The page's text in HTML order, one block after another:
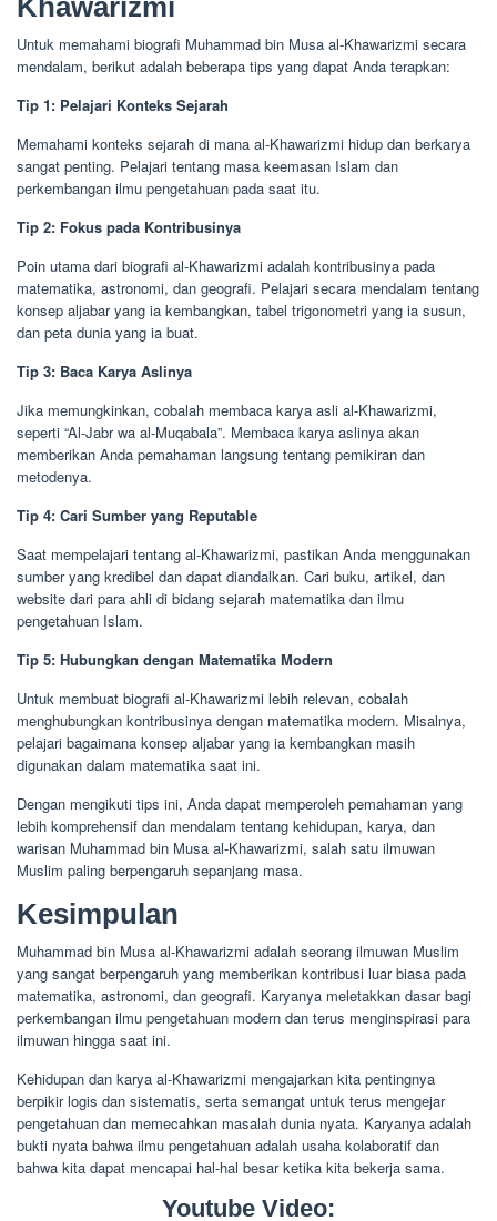
Untuk memahami biografi Muhammad bin Musa al-Khawarizmi secara
mendalam, berikut adalah beberapa tips yang dapat Anda terapkan:
Tip 1: Pelajari Konteks Sejarah
Memahami konteks sejarah di mana al-Khawarizmi hidup dan berkarya
sangat penting. Pelajari tentang masa keemasan Islam dan
perkembangan ilmu pengetahuan pada saat itu.
Tip 2: Fokus pada Kontribusinya
Poin utama dari biografi al-Khawarizmi adalah kontribusinya pada
matematika, astronomi, dan geografi. Pelajari secara mendalam tentang
konsep aljabar yang ia kembangkan, tabel trigonometri yang ia susun,
dan peta dunia yang ia buat.
Tip 3: Baca Karya Aslinya
Jika memungkinkan, cobalah membaca karya asli al-Khawarizmi,
seperti “Al-Jabr wa al-Muqabala”. Membaca karya aslinya akan
memberikan Anda pemahaman langsung tentang pemikiran dan
metodenya.
Tip 4: Cari Sumber yang Reputable
Saat mempelajari tentang al-Khawarizmi, pastikan Anda menggunakan
sumber yang kredibel dan dapat diandalkan. Cari buku, artikel, dan
website dari para ahli di bidang sejarah matematika dan ilmu
pengetahuan Islam.
Tip 5: Hubungkan dengan Matematika Modern
Untuk membuat biografi al-Khawarizmi lebih relevan, cobalah
menghubungkan kontribusinya dengan matematika modern. Misalnya,
pelajari bagaimana konsep aljabar yang ia kembangkan masih
digunakan dalam matematika saat ini.
Dengan mengikuti tips ini, Anda dapat memperoleh pemahaman yang
lebih komprehensif dan mendalam tentang kehidupan, karya, dan
warisan Muhammad bin Musa al-Khawarizmi, salah satu ilmuwan
Muslim paling berpengaruh sepanjang masa.
Kesimpulan
Muhammad bin Musa al-Khawarizmi adalah seorang ilmuwan Muslim
yang sangat berpengaruh yang memberikan kontribusi luar biasa pada
matematika, astronomi, dan geografi. Karyanya meletakkan dasar bagi
perkembangan ilmu pengetahuan modern dan terus menginspirasi para
ilmuwan hingga saat ini.
Kehidupan dan karya al-Khawarizmi mengajarkan kita pentingnya
berpikir logis dan sistematis, serta semangat untuk terus mengejar
pengetahuan dan memecahkan masalah dunia nyata. Karyanya adalah
bukti nyata bahwa ilmu pengetahuan adalah usaha kolaboratif dan
bahwa kita dapat mencapai hal-hal besar ketika kita bekerja sama.
Youtube Video: